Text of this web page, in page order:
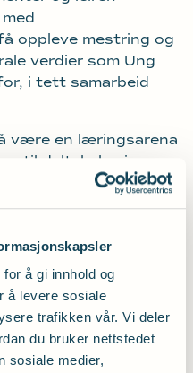
å gi innhold og
å levere sosiale
trafikken vår. Vi deler
du bruker nettstedet
sosiale medier,
oppleve mestring og
verdier som Ung
i tett samarbeid
være en læringsarena
til deltakelse i
prosesser.
samfunnet,